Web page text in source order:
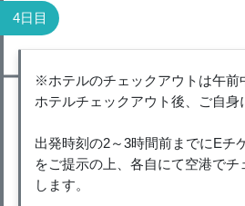
4日目
※ホテルのチェックアウトは午前
ホテルチェックアウト後、ご自身
出発時刻の2～3時間前までにEチ
をご提示の上、各自にて空港で
します。